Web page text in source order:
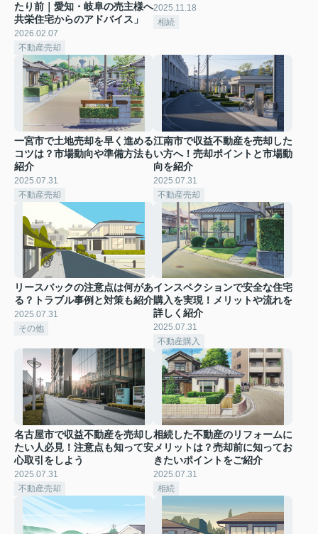
たり前｜愛知・岐阜の売主様へ
共栄住宅からのアドバイス」
2026.02.07
不動産売却
2025.11.18
相続
一宮市で土地売却を早く進める
コツは？市場動向や準備方法も
紹介
2025.07.31
不動産売却
江南市で収益不動産を売却した
い方へ！売却ポイントと市場動
向を紹介
2025.07.31
不動産売却
リースバックの注意点は何があ
る？トラブル事例と対策も紹介
2025.07.31
その他
インスペクションで安全な住宅
購入を実現！メリットや流れを
詳しく紹介
2025.07.31
不動産購入
名古屋市で収益不動産を売却し
たい人必見！注意点も知って安
心取引をしよう
2025.07.31
不動産売却
相続した不動産のリフォームに
メリットは？売却前に知ってお
きたいポイントをご紹介
2025.07.31
相続